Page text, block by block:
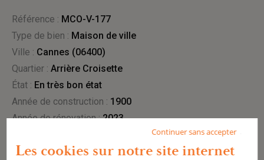
Référence :
MCO-V-177
Type de bien :
maison de ville
Ville :
Cannes (06400)
Quartier :
Arrière Croisette
État :
en très bon état
Année de construction :
1900
Année de rénovation :
2023
Vue : jardin
Continuer sans accepter
Les cookies sur notre site internet